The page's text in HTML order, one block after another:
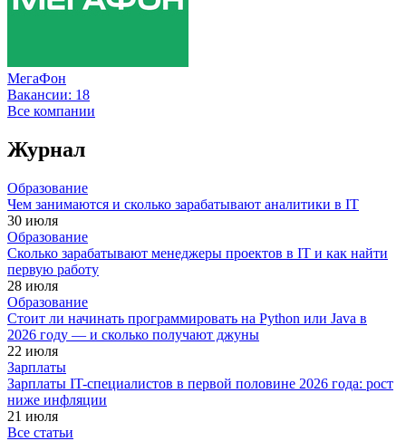
МегаФон
Вакансии: 18
Все компании
Журнал
Образование
Чем занимаются и сколько зарабатывают аналитики в IT
30 июля
Образование
Сколько зарабатывают менеджеры проектов в IT и как найти
первую работу
28 июля
Образование
Стоит ли начинать программировать на Python или Java в
2026 году — и сколько получают джуны
22 июля
Зарплаты
Зарплаты IT-специалистов в первой половине 2026 года: рост
ниже инфляции
21 июля
Все статьи